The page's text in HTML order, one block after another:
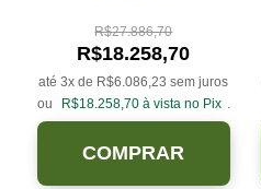
R$27.886,70
R$18.258,70
até 3x de R$6.086,23 sem juros
ou
R$18.258,70à vista no Pix .
COMPRAR